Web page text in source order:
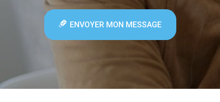
ENVOYER MON MESSAGE